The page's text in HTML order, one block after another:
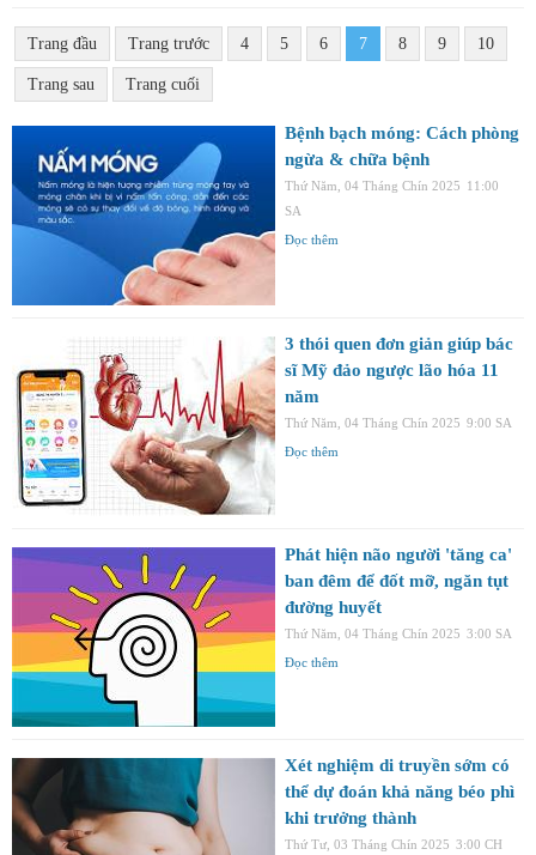
Trang đầu Trang trước 4 5 6 7 8 9 10
Trang sau Trang cuối
Bệnh bạch móng: Cách phòng
ngừa & chữa bệnh
Thứ Năm, 04 Tháng Chín 2025 11:00
SA
Đọc thêm
3 thói quen đơn giản giúp bác
sĩ Mỹ đảo ngược lão hóa 11
năm
Thứ Năm, 04 Tháng Chín 2025 9:00 SA
Đọc thêm
Phát hiện não người 'tăng ca'
ban đêm để đốt mỡ, ngăn tụt
đường huyết
Thứ Năm, 04 Tháng Chín 2025 3:00 SA
Đọc thêm
Xét nghiệm di truyền sớm có
thể dự đoán khả năng béo phì
khi trưởng thành
Thứ Tư, 03 Tháng Chín 2025 3:00 CH